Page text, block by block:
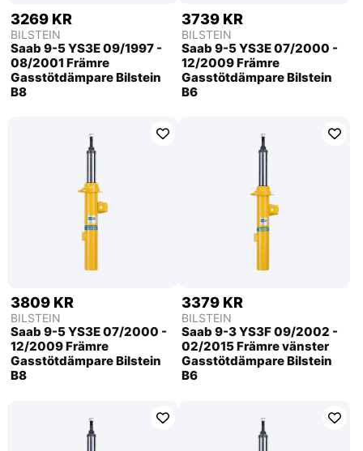
3269 KR
BILSTEIN
Saab 9-5 YS3E 09/1997 -
08/2001 Främre
Gasstötdämpare Bilstein
B8
3739 KR
BILSTEIN
Saab 9-5 YS3E 07/2000 -
12/2009 Främre
Gasstötdämpare Bilstein
B6
3809 KR
BILSTEIN
Saab 9-5 YS3E 07/2000 -
12/2009 Främre
Gasstötdämpare Bilstein
B8
3379 KR
BILSTEIN
Saab 9-3 YS3F 09/2002 -
02/2015 Främre vänster
Gasstötdämpare Bilstein
B6